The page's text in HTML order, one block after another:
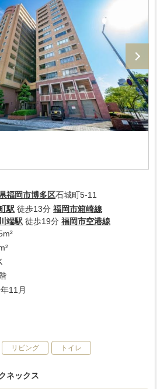
福岡市博多区石城町5-11
駅 徒歩13分 福岡市箱崎線
端駅 徒歩19分 福岡市空港線
11月
リビング トイレ
ネックス